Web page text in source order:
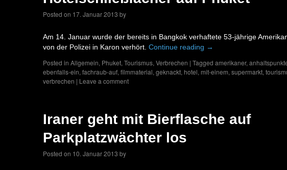
Posted on 17. Januar 2013 by
Am 14. Januar wurde der bereits in Bangkok verhaftete 53-jährige
von der Polizei in Karon verhört. Continue reading →
Posted in Allgemein, Phuket, Tourismus, Verbrechen | Tagged amerikaner,
ebenfalls-ein, fachraub-auf, filmmaterial, geknackt, hotel, mit-einem, supermarkt,
verbrechen | Leave a comment
Iraner geht mit Bierflasche auf
Parkplatzwächter los
Posted on 10. Januar 2013 by